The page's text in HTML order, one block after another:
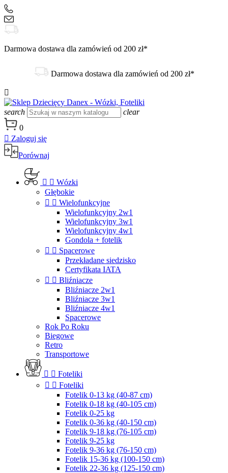
Darmowa dostawa dla zamówień od 200 zł*
Darmowa dostawa dla zamówień od 200 zł*

search
clear
0
 Zaloguj się
Porównaj
  Wózki
Głębokie
  Wielofunkcyjne
Wielofunkcyjny 2w1
Wielofunkcyjny 3w1
Wielofunkcyjny 4w1
Gondola + fotelik
  Spacerowe
Przekładane siedzisko
Certyfikata IATA
  Bliźniacze
Bliźniacze 2w1
Bliźniacze 3w1
Bliźniacze 4w1
Spacerowe
Rok Po Roku
Biegowe
Retro
Transportowe
  Foteliki
  Foteliki
Fotelik 0-13 kg (40-87 cm)
Fotelik 0-18 kg (40-105 cm)
Fotelik 0-25 kg
Fotelik 0-36 kg (40-150 cm)
Fotelik 9-18 kg (76-105 cm)
Fotelik 9-25 kg
Fotelik 9-36 kg (76-150 cm)
Fotelik 15-36 kg (100-150 cm)
Fotelik 22-36 kg (125-150 cm)